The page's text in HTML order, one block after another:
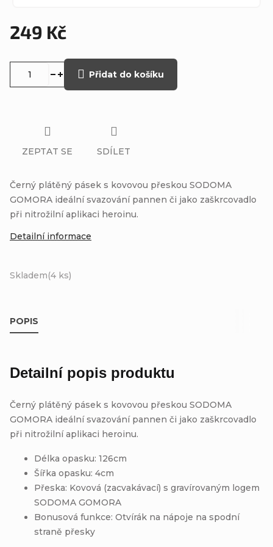
249 Kč
Skladem(4 ks)
Přidat do košíku
Černý plátěný pásek s kovovou přeskou SODOMA
GOMORA ideální svazování pannen či jako zaškrcovadlo
při nitrožilní aplikaci heroinu.
Detailní informace
ZEPTAT SE SDÍLET
POPIS
Detailní popis produktu
Černý plátěný pásek s kovovou přeskou SODOMA
GOMORA ideální svazování pannen či jako zaškrcovadlo
při nitrožilní aplikaci heroinu.
Délka opasku: 126cm
Šířka opasku: 4cm
Přeska: Kovová (zacvakávací) s gravírovaným logem
SODOMA GOMORA
Bonusová funkce: Otvírák na nápoje na spodní
straně přesky